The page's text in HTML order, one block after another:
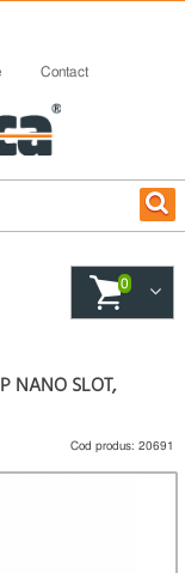
Contact
0
NANO SLOT,
Cod produs: 20691